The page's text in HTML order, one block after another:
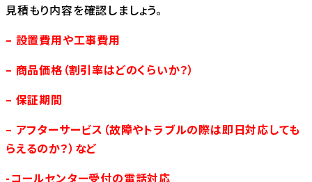
見積もり内容を確認しましょう。
– 設置費用や工事費用
– 商品価格（割引率はどのくらいか？）
– 保証期間
– アフターサービス（故障やトラブルの際は即日対応しても
らえるのか？）など
-コールセンター受付の電話対応